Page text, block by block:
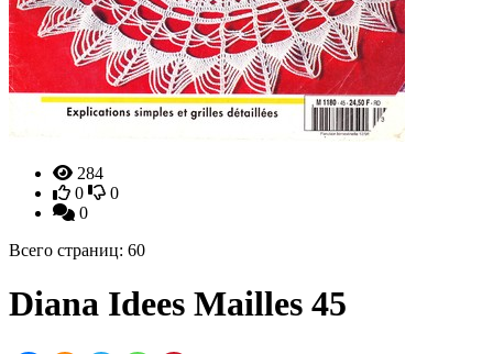
284
0
0
0
Всего страниц: 60
Diana Idees Mailles 45